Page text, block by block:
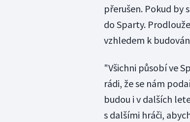
přerušen. Pokud
do Sparty.
vzhledem k
"Všichni působí ve
rádi, že se nám
budou i v dalších
s dalšími hráči,